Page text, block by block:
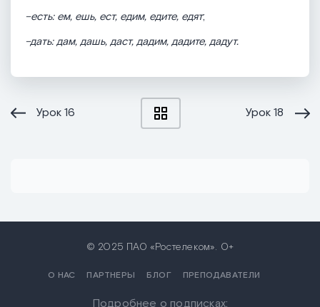
–есть: ем, ешь, ест, едим, едите, едят;
–дать: дам, дашь, даст, дадим, дадите, дадут.
Урок16 Урок18
© 2025 ПАО «Ростелеком». 0+
О НАС ПАРТНЕРЫ БЛОГ ПРЕПОДАВАТЕЛИ